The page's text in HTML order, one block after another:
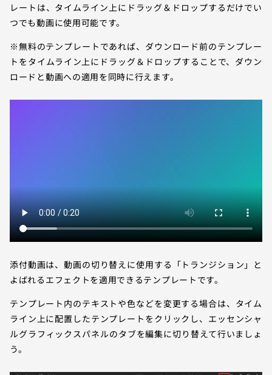
レートは、タイムライン上にドラッグ＆ドロップするだけでい
つでも動画に使用可能です。
※無料のテンプレートであれば、ダウンロード前のテンプレー
トをタイムライン上にドラッグ＆ドロップすることで、ダウン
ロードと動画への適用を同時に行えます。
添付動画は、動画の切り替えに使用する「トランジション」と
よばれるエフェクトを適用できるテンプレートです。
テンプレート内のテキストや色などを変更する場合は、タイム
ライン上に配置したテンプレートをクリックし、エッセンシャ
ルグラフィックスパネルのタブを編集に切り替えて行いましょ
う。